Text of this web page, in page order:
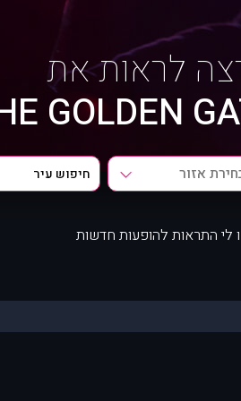
לראות את
GOLDEN
אזור
לי התראות להופעות חדשות